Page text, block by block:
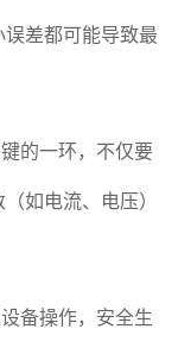
差都可能导致最
的一环，不仅要
如电流、电压）
备操作，安全生